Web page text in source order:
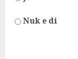
Nuk e di